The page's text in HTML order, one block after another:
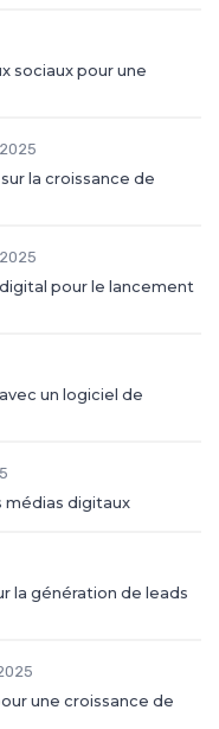
sociaux pour une
la croissance de
pour le lancement
un logiciel de
médias digitaux
la génération de leads
une croissance de